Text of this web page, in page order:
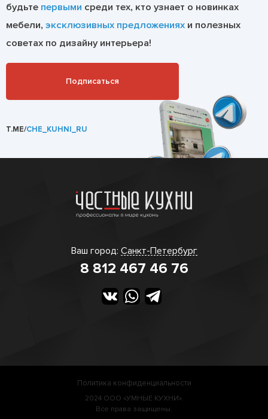
будьте первыми среди тех, кто узнает о новинках
мебели, эксклюзивных предложениях и полезных
советах по дизайну интерьера!
Подписаться
T.ME/CHE_KUHNI_RU
Ваш город: Санкт-Петербург
8 812 467 46 76
Политика конфиденциальности
2024 ООО «УМНЫЕ КУХНИ».
Все права защищены.